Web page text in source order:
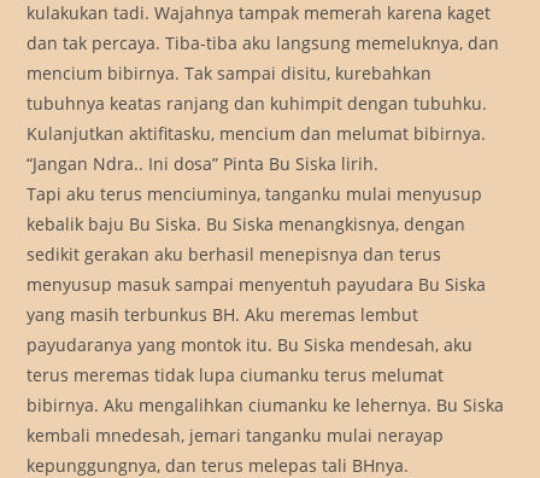
kulakukan tadi. Wajahnya tampak memerah karena kaget
dan tak percaya. Tiba-tiba aku langsung memeluknya, dan
mencium bibirnya. Tak sampai disitu, kurebahkan
tubuhnya keatas ranjang dan kuhimpit dengan tubuhku.
Kulanjutkan aktifitasku, mencium dan melumat bibirnya.
“Jangan Ndra.. Ini dosa” Pinta Bu Siska lirih.
Tapi aku terus menciuminya, tanganku mulai menyusup
kebalik baju Bu Siska. Bu Siska menangkisnya, dengan
sedikit gerakan aku berhasil menepisnya dan terus
menyusup masuk sampai menyentuh payudara Bu Siska
yang masih terbunkus BH. Aku meremas lembut
payudaranya yang montok itu. Bu Siska mendesah, aku
terus meremas tidak lupa ciumanku terus melumat
bibirnya. Aku mengalihkan ciumanku ke lehernya. Bu Siska
kembali mnedesah, jemari tanganku mulai nerayap
kepunggungnya, dan terus melepas tali BHnya.